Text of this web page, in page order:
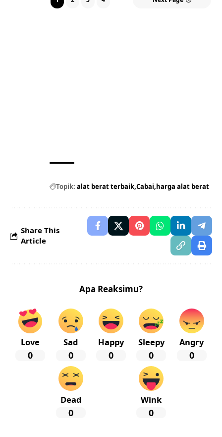
Topik: alat berat terbaik Cabai harga alat berat
Share This
Article
Apa Reaksimu?
Love
0
Sad
0
Happy
0
Sleepy
0
Angry
0
Dead
0
Wink
0